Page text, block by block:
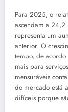
Para 2025, o
ascendam a 24,2
representa um
anterior. O
tempo, de acordo
mais para
mensuráveis
do mercado está
difíceis porque